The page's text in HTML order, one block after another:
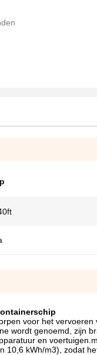
voor het vervoeren
wordt genoemd, zijn
en
10,6 kWh/m3), zodat